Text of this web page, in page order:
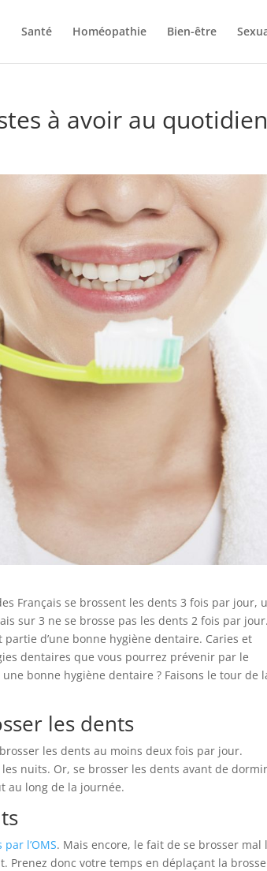
Santé Homéopathie Bien-être
à avoir au quotidien
Français se brossent les dents 3 fois par jour,
sur 3 ne se brosse pas les dents 2 fois par
d’une bonne hygiène dentaire. Caries et
dentaires que vous pourrez prévenir par le
bonne hygiène dentaire ? Faisons le tour de
les dents
les dents au moins deux fois par jour.
nuits. Or, se brosser les dents avant de dormir
au long de la journée.
l’OMS. Mais encore, le fait de se brosser mal
Prenez donc votre temps en déplaçant la